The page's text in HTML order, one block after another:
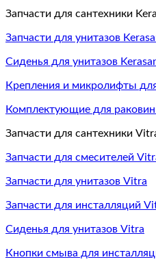
Запчасти для сантехники
Запчасти для унитазов
Сиденья для унитазов
Крепления и микролифты
Комплектующие для раковин
Запчасти для сантехники
Запчасти для смесителей
Запчасти для унитазов Vitra
Запчасти для инсталляций
Сиденья для унитазов Vitra
Кнопки смыва для